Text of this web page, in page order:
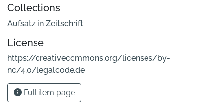
Collections
Aufsatz in Zeitschrift
License
https://creativecommons.org/licenses/by-
nc/4.0/legalcode.de
Full item page